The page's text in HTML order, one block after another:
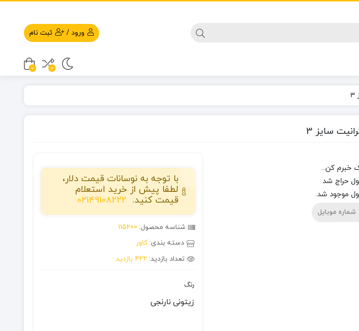
ورود / ثبت نام
0
0
سایز 3
خبرم کن...
حراج شد
موجود شد.
با توجه به نوسانات قیمت دلار،
لطفا پیش از خرید استعلام
قیمت کنید. 02149108222
شناسه محصول: 115200
دسته بندی:کاور
تعداد بازدید: 422 بازدید
رنگ
زیتونی نارنجی